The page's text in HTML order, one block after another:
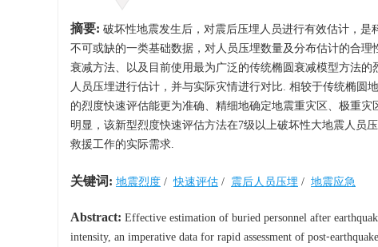
摘要: 破坏性地震发生后，对震后压埋人员进行有效估计，
不可或缺的一类基础数据，对人员压埋数量及分布估计的合
衰减方法、以及目前使用最为广泛的传统椭圆衰减模型方法
人员压埋进行估计，并与实际灾情进行对比. 相较于传统椭圆
的烈度快速评估能更为准确、精细地确定地震重灾区、极重
明显，该新型烈度快速评估方法在7级以上破坏性大地震人员
救援工作的实际需求.
关键词: 地震烈度 / 快速评估 / 震后人员压埋 / 地震应急
Abstract: Effective estimation of buried personnel after
intensity, an imperative data for rapid assessment of